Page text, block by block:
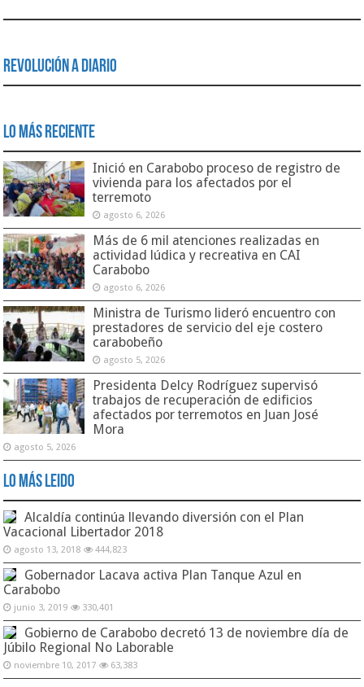
Revolución a Diario
Lo Más Reciente
Inició en Carabobo proceso de registro de
vivienda para los afectados por el
terremoto
agosto 6, 2026
Más de 6 mil atenciones realizadas en
actividad lúdica y recreativa en CAI
Carabobo
agosto 6, 2026
Ministra de Turismo lideró encuentro con
prestadores de servicio del eje costero
carabobeño
agosto 5, 2026
Presidenta Delcy Rodríguez supervisó
trabajos de recuperación de edificios
afectados por terremotos en Juan José
Mora
agosto 5, 2026
Lo Más Leido
Alcaldía continúa llevando diversión con el Plan
Vacacional Libertador 2018
agosto 13, 2018 444,823
Gobernador Lacava activa Plan Tanque Azul en
Carabobo
junio 3, 2019 330,401
Gobierno de Carabobo decretó 13 de noviembre día de
Júbilo Regional No Laborable
noviembre 10, 2017 63,383